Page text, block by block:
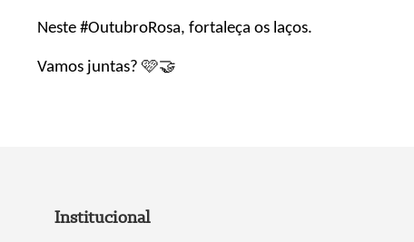
Neste #OutubroRosa, fortaleça os laços.
Vamos juntas? 🩷🤝
Institucional